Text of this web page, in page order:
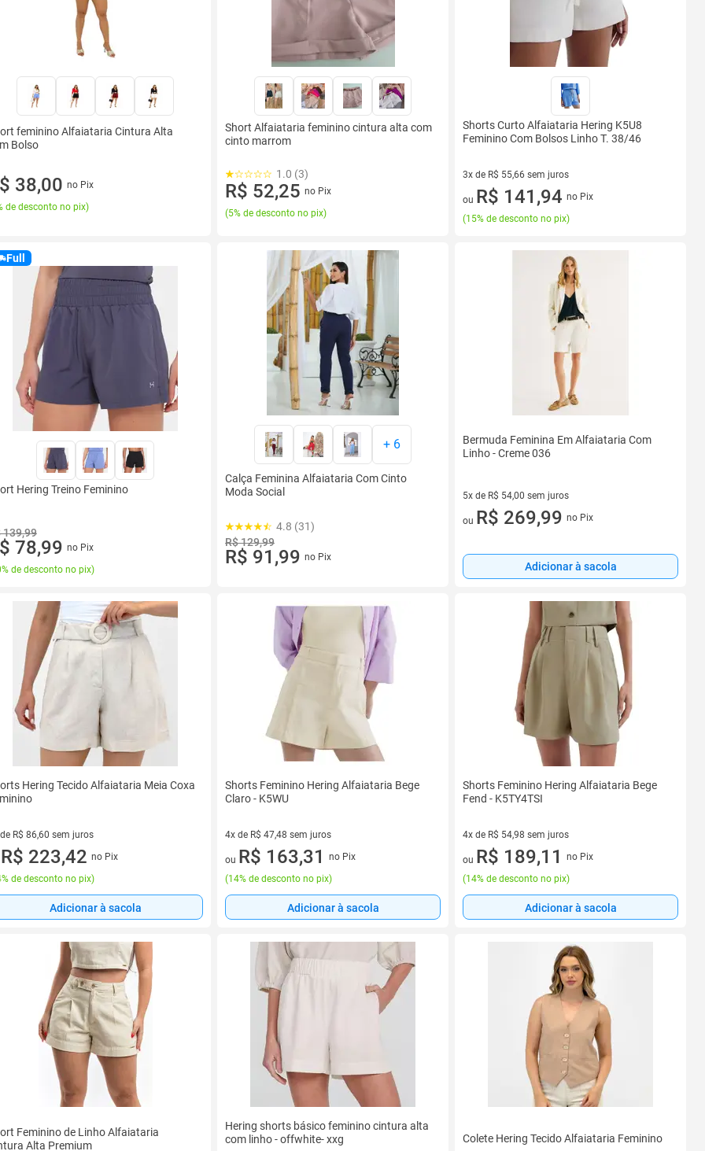
feminino Alfaiataria Cintura Alta
Bolso
38,00 no Pix
de desconto no pix)
Short Alfaiataria feminino cintura alta com
cinto marrom
1.0 (3)
R$ 52,25 no Pix
(5% de desconto no pix)
Shorts Curto Alfaiataria Hering K5U8
Feminino Com Bolsos Linho T. 38/46
3x de R$ 55,66 sem juros
3 vez de R$ 55,66 sem juros
ou R$ 141,94 no Pix
(15% de desconto no pix)
Full
Hering Treino Feminino
139,99
78,99 no Pix
de desconto no pix)
+ 6
Calça Feminina Alfaiataria Com Cinto
Moda Social
4.8 (31)
R$ 129,99
R$ 91,99 no Pix
Bermuda Feminina Em Alfaiataria Com
Linho - Creme 036
5x de R$ 54,00 sem juros
5 vez de R$ 54,00 sem juros
ou R$ 269,99 no Pix
Adicionar à sacola
Hering Tecido Alfaiataria Meia Coxa
R$ 86,60 sem juros
de R$ 86,60 sem juros
R$ 223,42 no Pix
de desconto no pix)
Adicionar à sacola
Shorts Feminino Hering Alfaiataria Bege
Claro - K5WU
4x de R$ 47,48 sem juros
4 vez de R$ 47,48 sem juros
ou R$ 163,31
no Pix
(14% de desconto no pix)
Adicionar à sacola
Shorts Feminino Hering Alfaiataria Bege
Fend - K5TY4TSI
4x de R$ 54,98 sem juros
4 vez de R$ 54,98 sem juros
ou R$ 189,11
no Pix
(14% de desconto no pix)
Adicionar à sacola
Feminino de Linho Alfaiataria
Alta Premium
Hering shorts básico feminino cintura alta
com linho - offwhite- xxg
Colete Hering Tecido Alfaiataria Feminino